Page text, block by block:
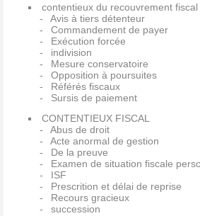
contentieux du recouvrement fiscal
Avis à tiers détenteur
Commandement de payer
Exécution forcée
indivision
Mesure conservatoire
Opposition à poursuites
Référés fiscaux
Sursis de paiement
CONTENTIEUX FISCAL
Abus de droit
Acte anormal de gestion
De la preuve
Examen de situation fiscale
ISF
Prescrition et délai de reprise
Recours gracieux
succession